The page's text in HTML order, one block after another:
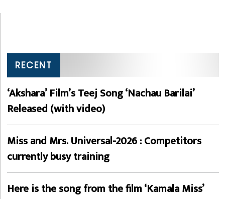
RECENT
‘Akshara’ Film’s Teej Song ‘Nachau Barilai’
Released (with video)
Miss and Mrs. Universal-2026 : Competitors
currently busy training
Here is the song from the film ‘Kamala Miss’